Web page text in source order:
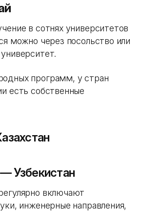
в сотнях университетов
можно через посольство или
программ, у стран
есть собственные
— Узбекистан
включают
инженерные направления,